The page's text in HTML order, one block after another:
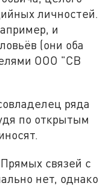
личностей.
и
(они оба
ООО "СВ
ряда
по открытым
связей с
нет, однако